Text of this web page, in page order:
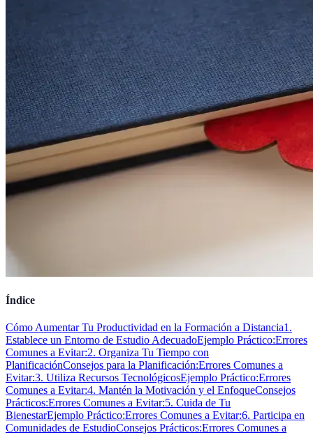
Índice
Cómo Aumentar Tu Productividad en la Formación a Distancia1.
Establece un Entorno de Estudio AdecuadoEjemplo Práctico:Errores
Comunes a Evitar:2. Organiza Tu Tiempo con
PlanificaciónConsejos para la Planificación:Errores Comunes a
Evitar:3. Utiliza Recursos TecnológicosEjemplo Práctico:Errores
Comunes a Evitar:4. Mantén la Motivación y el EnfoqueConsejos
Prácticos:Errores Comunes a Evitar:5. Cuida de Tu
BienestarEjemplo Práctico:Errores Comunes a Evitar:6. Participa en
Comunidades de EstudioConsejos Prácticos:Errores Comunes a